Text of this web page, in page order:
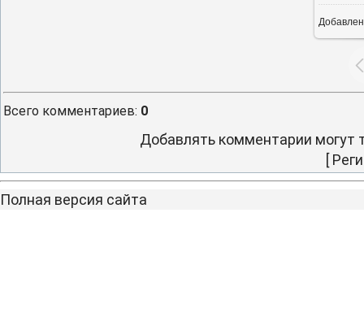
Всего комментариев: 0
Добавлять комментарии могут
[
Полная версия сайта